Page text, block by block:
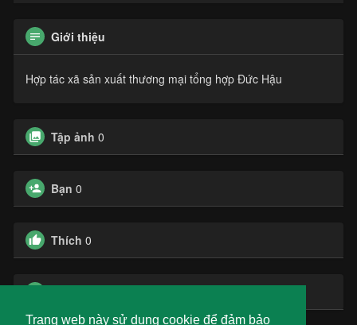
Trang web này sử dụng cookie để đảm bảo
Giới thiệu
Hợp tác xã sản xuất thương mại tổng hợp Đức Hậu
Tập ảnh 0
Bạn 0
Thích 0